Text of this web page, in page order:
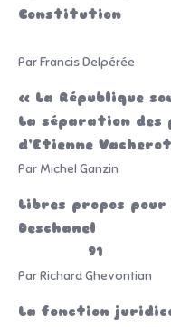
Par Francis Delpérée
« La République
La séparation des
d’Etienne
Par Michel Ganzin
Libres propos
91
Par Richard Ghevontian
La fonction